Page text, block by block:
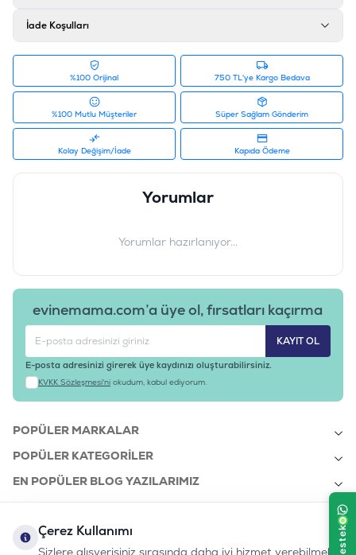
Vitamin D3 200 IU, Kalsiyum 0,75 mg, Mangan Sülfat 1,4 mg,
Çinko 25 mg, Bakır 1 mg
Ürün Filtreleri
Barkod
:
4017721824453
Tedarikçi Ürün Kodu
Ürün Etiketleri
#animonda yaş mama
İade Koşulları
%100 Orijinal 750 TL'ye Kargo Bedava
%100 Mutlu Müşteriler Süper Sağlam Gönderim
Kolay Değişim/İade Kapıda Ödeme
Yorumlar
Yorumlar hazırlanıyor...
evinemama.com’a üye ol, fırsatları kaçırma
KAYIT OL
E-posta adresinizi girerek üye kaydınızı oluşturabilirsiniz.
KVKK Sözleşmesi'ni okudum, kabul ediyorum.
POPÜLER MARKALAR
POPÜLER KATEGORILER
EN POPÜLER BLOG YAZILARIMIZ
KURUMSAL
Çerez Kullanımı
Sizlere alışverişiniz sırasında daha iyi hizmet verebilmek